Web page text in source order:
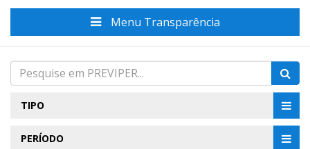
Menu Transparência
TIPO
PERÍODO